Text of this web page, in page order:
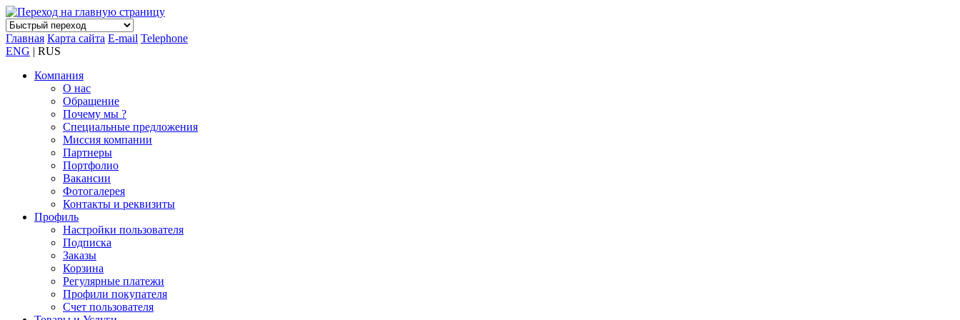
Главная Карта сайта E-mail Telephone
ENG | RUS
Компания
О нас
Обращение
Почему мы ?
Специальные предложения
Миссия компании
Партнеры
Портфолио
Вакансии
Фотогалерея
Контакты и реквизиты
Профиль
Настройки пользователя
Подписка
Заказы
Корзина
Регулярные платежи
Профили покупателя
Счет пользователя